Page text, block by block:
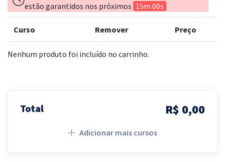
estão garantidos nos próximos 15m 00s
Curso Remover Preço
Nenhum produto foi incluído no carrinho.
Total R$ 0,00
Adicionar mais cursos